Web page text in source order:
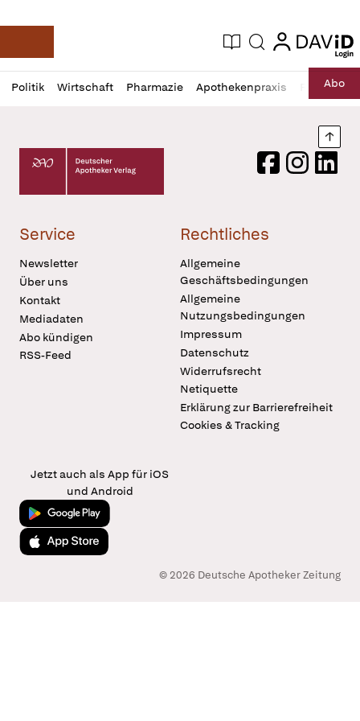
Deutsche Apotheker Zeitung
Aktuelle Ausgabe
Suche login
login
Politik Wirtschaft Pharmazie Apothekenpraxis RechtAbo
Profil
öffnen
Daz
Pur
Deutscher Apotheker Verlag Logo
FacebookInstagram
Service
Newsletter
Über uns
Kontakt
Mediadaten
Abo kündigen
RSS-Feed
Rechtliches
Allgemeine
Geschäftsbedingungen
Allgemeine
Nutzungsbedingungen
Impressum
Datenschutz
Widerrufsrecht
Netiquette
Erklärung zur Barrierefreiheit
Cookies & Tracking
Jetzt auch als App für iOS
und Android
Jetzt bei Google Play
Laden im App Store
© 2026 Deutsche Apotheker Zeitung